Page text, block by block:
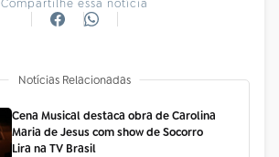
Compartilhe essa notícia
Notícias Relacionadas
Cena Musical destaca obra de Carolina
Maria de Jesus com show de Socorro
Lira na TV Brasil